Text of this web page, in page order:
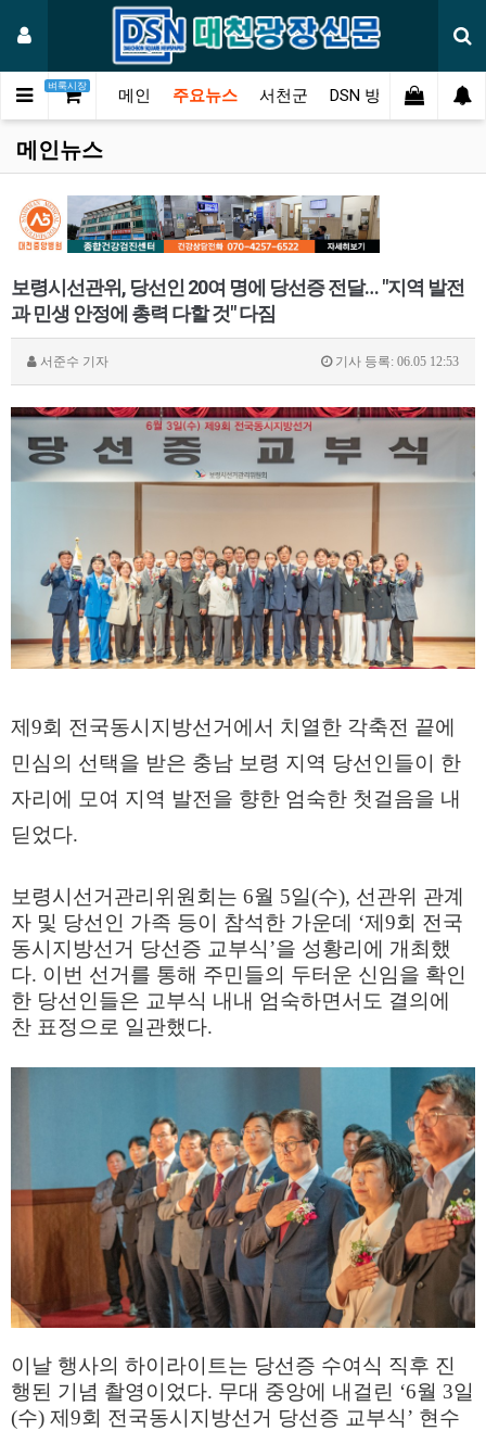
벼룩시장
메인 주요뉴스 서천군 DSN 방송 오피니언
메인뉴스
보령시선관위, 당선인 20여 명에 당선증 전달… "지역 발전
과 민생 안정에 총력 다할 것" 다짐
서준수 기자 기사 등록: 06.05 12:53
제9회 전국동시지방선거에서 치열한 각축전 끝에
민심의 선택을 받은 충남 보령 지역 당선인들이 한
자리에 모여 지역 발전을 향한 엄숙한 첫걸음을 내
딛었다.
보령시선거관리위원회는 6월 5일(수), 선관위 관계
자 및 당선인 가족 등이 참석한 가운데 ‘제9회 전국
동시지방선거 당선증 교부식’을 성황리에 개최했
다. 이번 선거를 통해 주민들의 두터운 신임을 확인
한 당선인들은 교부식 내내 엄숙하면서도 결의에
찬 표정으로 일관했다.
이날 행사의 하이라이트는 당선증 수여식 직후 진
행된 기념 촬영이었다. 무대 중앙에 내걸린 ‘6월 3일
(수) 제9회 전국동시지방선거 당선증 교부식’ 현수